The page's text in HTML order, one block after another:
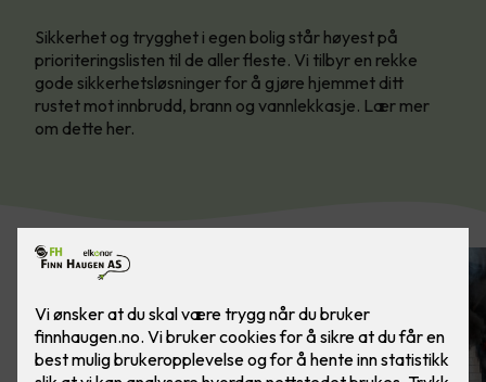
Sikkerhet og trygghet i egen bolig står høyest på
prioriteringslisten til de aller fleste. Vi tilbyr en rekke
gode sikkerhetsløsninger for å gjøre hjemmet ditt
rustet mot innbrudd, brann og vannlekkasje. Lær mer
om dette her.